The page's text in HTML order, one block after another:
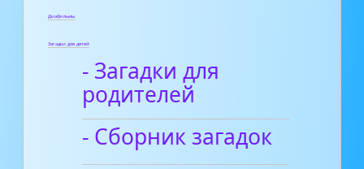
Диафильмы
Загадки для детей
- Загадки для
родителей
- Сборник загадок